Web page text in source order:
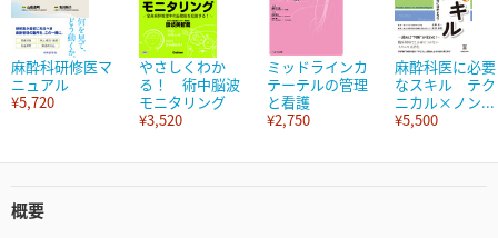
麻酔科研修医マ
ニュアル
¥5,720
やさしくわか
る！ 術中脳波
モニタリング
¥3,520
ミッドラインカ
テーテルの管理
と看護
¥2,750
麻酔科医に必要
なスキル テク
ニカル×ノン...
¥5,500
概要